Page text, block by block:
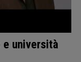
università